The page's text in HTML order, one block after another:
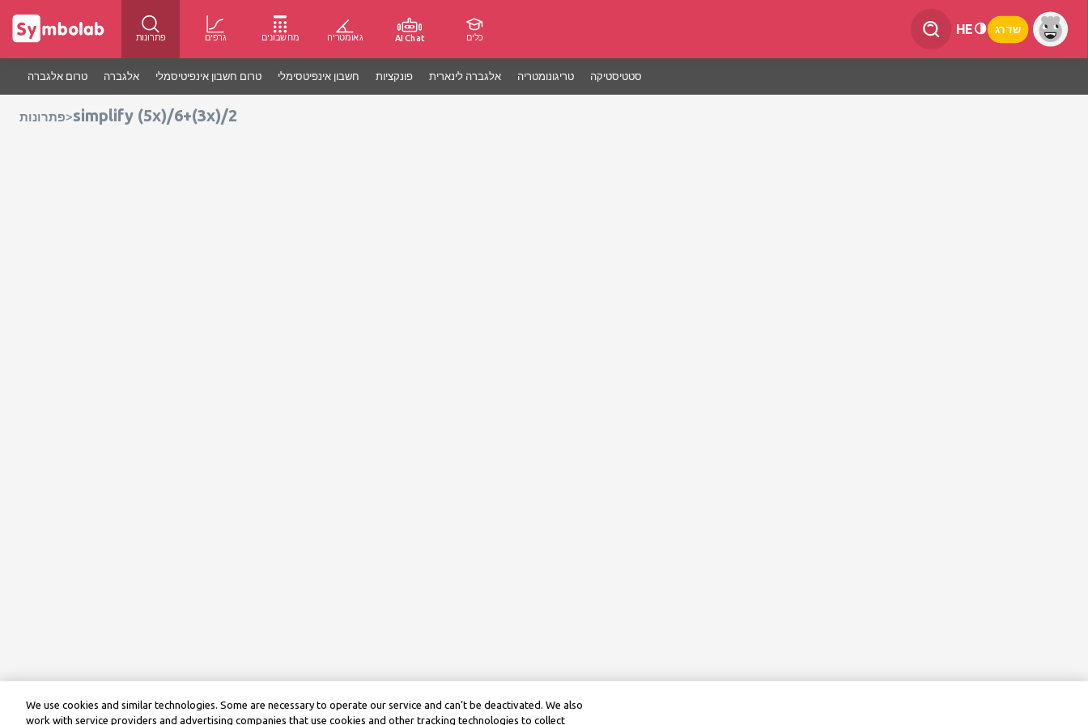
פתרונות גרפים מחשבונים גאומטריה AI Chat כלים
HE שדרג
טרום אלגברה אלגברה טרום חשבון אינפיטיסמלי חשבון אינפיטסימלי פונקציות אלגברה לינארית טריגונומטריה סטטיסטיקה
פתרונות>simplify (5x)/6+(3x)/2
We use cookies and similar technologies. Some are necessary to operate our service and can’t be deactivated. We also
work with service providers and advertising companies that use cookies and other tracking technologies to collect